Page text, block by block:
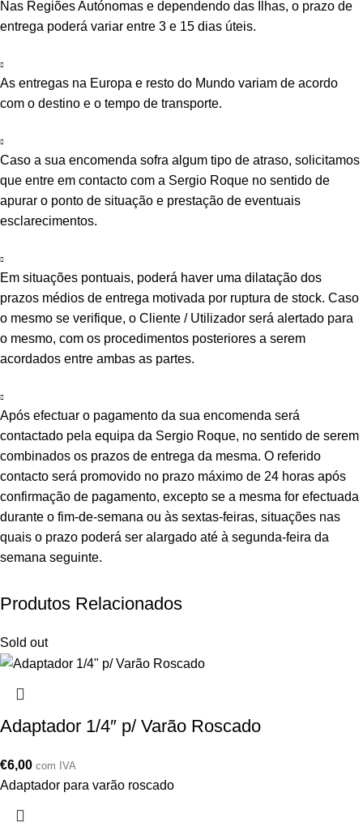
Nas Regiões Autónomas e dependendo das Ilhas, o prazo de
entrega poderá variar entre 3 e 15 dias úteis.
As entregas na Europa e resto do Mundo variam de acordo
com o destino e o tempo de transporte.
Caso a sua encomenda sofra algum tipo de atraso, solicitamos
que entre em contacto com a Sergio Roque no sentido de
apurar o ponto de situação e prestação de eventuais
esclarecimentos.
Em situações pontuais, poderá haver uma dilatação dos
prazos médios de entrega motivada por ruptura de stock. Caso
o mesmo se verifique, o Cliente / Utilizador será alertado para
o mesmo, com os procedimentos posteriores a serem
acordados entre ambas as partes.
Após efectuar o pagamento da sua encomenda será
contactado pela equipa da Sergio Roque, no sentido de serem
combinados os prazos de entrega da mesma. O referido
contacto será promovido no prazo máximo de 24 horas após
confirmação de pagamento, excepto se a mesma for efectuada
durante o fim-de-semana ou às sextas-feiras, situações nas
quais o prazo poderá ser alargado até à segunda-feira da
semana seguinte.
Produtos Relacionados
Sold out
Adaptador 1/4″ p/ Varão Roscado
€6,00 com IVA
Adaptador para varão roscado